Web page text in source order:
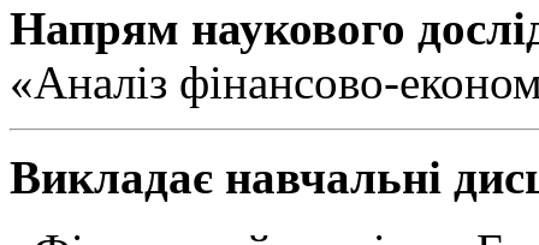
Напрям наукового
«Аналіз фінансово-
Викладає навчальні